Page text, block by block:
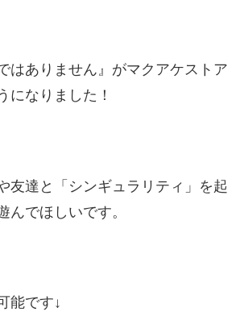
はありません』がマクアケストア
になりました！
友達と「シンギュラリティ」を起
んでほしいです。
能です↓